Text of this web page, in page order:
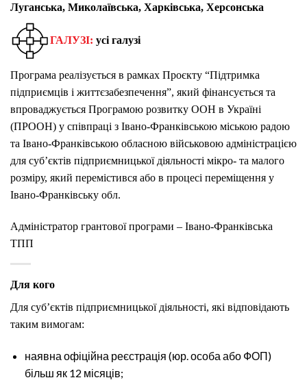
Луганська, Миколаївська, Харківська, Херсонська
ГАЛУЗІ: усі галузі
Програма реалізується в рамках Проєкту “Підтримка
підприємців і життєзабезпечення”, який фінансується та
впроваджується Програмою розвитку ООН в Україні
(ПРООН) у співпраці з Івано-Франківською міською радою
та Івано-Франківською обласною військовою адміністрацією
для суб’єктів підприємницької діяльності мікро- та малого
розміру, який перемістився або в процесі переміщення у
Івано-Франківську обл.
Адміністратор грантової програми – Івано-Франківська
ТПП
Для кого
Для суб’єктів підприємницької діяльності, які відповідають
таким вимогам:
наявна офіційна реєстрація (юр. особа або ФОП)
більш як 12 місяців;